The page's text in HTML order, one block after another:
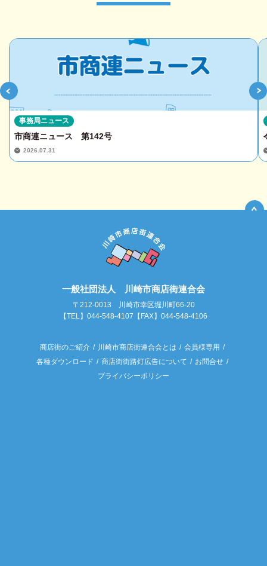
市商連ニュース 第142号
2026.07.31
事務局ニュース
一般社団法人 川崎市商店街連合会
〒212-0013 川崎市幸区堀川町66-20
【TEL】044-548-4107【FAX】044-548-4106
商店街のご紹介 川崎市商店街連合会とは
会員様専用
各種ダウンロード
商店街街路灯広告について
お問合せ
プライバシーポリシー